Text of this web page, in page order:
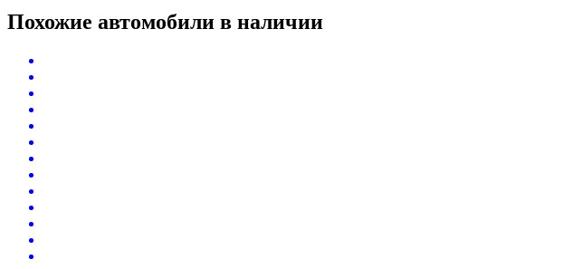
Похожие автомобили в наличии